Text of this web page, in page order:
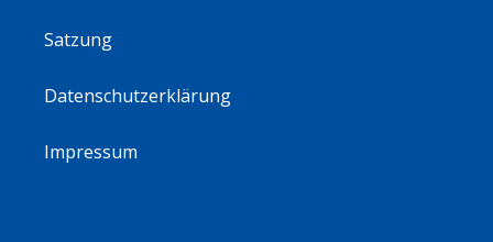
Satzung
Datenschutzerklärung
Impressum